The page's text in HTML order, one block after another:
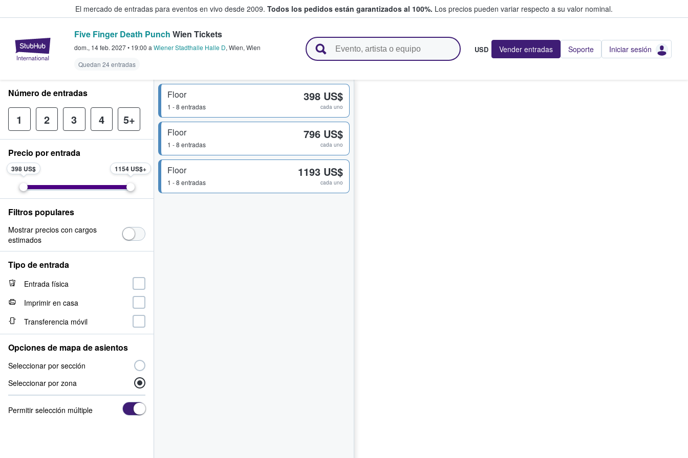
El mercado de entradas para eventos en vivo desde 2009. Todos los pedidos están garantizados al 100%. Los precios pueden variar respecto a su valor nominal.
StubHub: compra y venta de entradas entre fans
Five Finger Death Punch Wien Tickets
dom., 14 feb. 2027• 19:00 a Wiener Stadthalle Halle D, Wien, Wien
Quedan 24 entradas
USD Vender entradas Soporte Iniciar sesión
Floor
1 - 8 entradas
398 US$
cada uno
Floor
1 - 8 entradas
796 US$
cada uno
Floor
1 - 8 entradas
1193 US$
cada uno
Número de entradas
1 2 3 4 5+
Precio por entrada
398 US$ 1154 US$
Filtros populares
Mostrar precios con cargos
estimados
Tipo de entrada
Entrada física
Imprimir en casa
Transferencia móvil
Opciones de mapa de asientos
Seleccionar por sección
Seleccionar por zona
Permitir selección múltiple